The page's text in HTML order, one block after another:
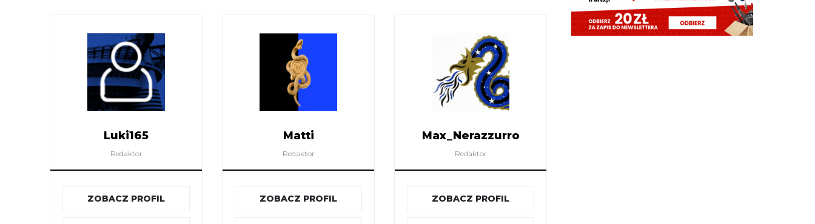
Luki165
Redaktor
ZOBACZ PROFIL
Matti
Redaktor
ZOBACZ PROFIL
Max_Nerazzurro
Redaktor
ZOBACZ PROFIL
Pavard się obrazi xd gość, który jest na totalnym
zakręcie kariery i zasadniczo żebra o pozostanie i
szansę u nas